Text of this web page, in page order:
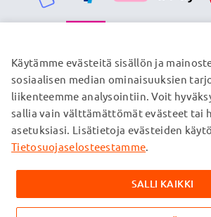
TOIMITUSKUMPPANIMME
© subtel.fi 2026
Kaikki hinnat sisältävät arvonlisäveron,
toimituskuluja. Kaikki sivuillamme
verkkosivuillamme ainoastaan
Käytämme evästeitä sisällön ja
sosiaalisen median ominaisuuksien
liikenteemme analysointiin. Voit
sallia vain välttämättömät evästeet tai
asetuksiasi. Lisätietoja evästeiden
Tietosuojaselosteestamme.
SALLI KAIKKI